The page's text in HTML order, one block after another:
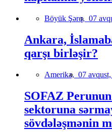
Böyük Şərq, 07
Ankara,
qarşı birləşir?
Amerika, 07
SOFAZ
sektoruna
sövdələşmənin